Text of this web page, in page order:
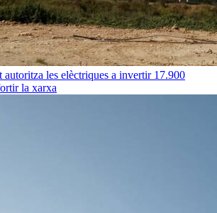
autoritza les elèctriques a invertir 17.900
la xarxa